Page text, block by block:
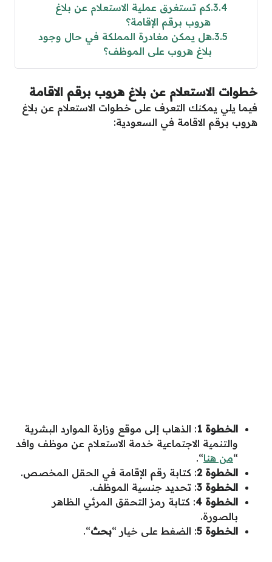
3.4 كم تستغرق عملية الاستعلام عن بلاغ
هروب برقم الإقامة؟
3.5 هل يمكن مغادرة المملكة في حال وجود
بلاغ هروب على الموظف؟
خطوات الاستعلام عن بلاغ هروب برقم الاقامة
فيما يلي يمكنك التعرف على خطوات الاستعلام عن بلاغ
هروب برقم الاقامة في السعودية:
الخطوة 1
: الذهاب إلى موقع وزارة الموارد البشرية
والتنمية الاجتماعية خدمة الاستعلام عن موظف وافد
“من هنا“.
الخطوة 2 : كتابة رقم الإقامة في الحقل المخصص.
الخطوة 3
: تحديد جنسية الموظف.
الخطوة 4
: كتابة رمز التحقق المرئي الظاهر
بالصورة.
الخطوة 5
: الضغط على خيار “بحث“.